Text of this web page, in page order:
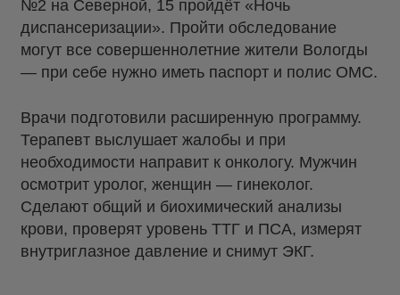
№2 на Северной, 15 пройдёт «Ночь
диспансеризации». Пройти обследование
могут все совершеннолетние жители Вологды
— при себе нужно иметь паспорт и полис ОМС.
Врачи подготовили расширенную программу.
Терапевт выслушает жалобы и при
необходимости направит к онкологу. Мужчин
осмотрит уролог, женщин — гинеколог.
Сделают общий и биохимический анализы
крови, проверят уровень ТТГ и ПСА, измерят
внутриглазное давление и снимут ЭКГ.